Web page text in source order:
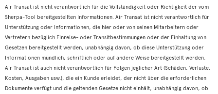
Air Transat ist nicht verantwortlich für die Vollständigkeit oder Richtigkeit der vom
Sherpa-Tool bereitgestellten Informationen. Air Transat ist nicht verantwortlich für
Unterstützung oder Informationen, die hier oder von seinen Mitarbeitern oder
Vertretern bezüglich Einreise- oder Transitbestimmungen oder der Einhaltung von
Gesetzen bereitgestellt werden, unabhängig davon, ob diese Unterstützung oder
Informationen mündlich, schriftlich oder auf andere Weise bereitgestellt werden.
Air Transat ist auch nicht verantwortlich für Folgen jeglicher Art (Schäden, Verluste,
Kosten, Ausgaben usw.), die ein Kunde erleidet, der nicht über die erforderlichen
Dokumente verfügt und die geltenden Gesetze nicht einhält, unabhängig davon, ob